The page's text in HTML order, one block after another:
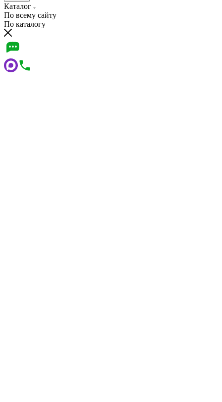
Каталог
По всему сайту
По каталогу